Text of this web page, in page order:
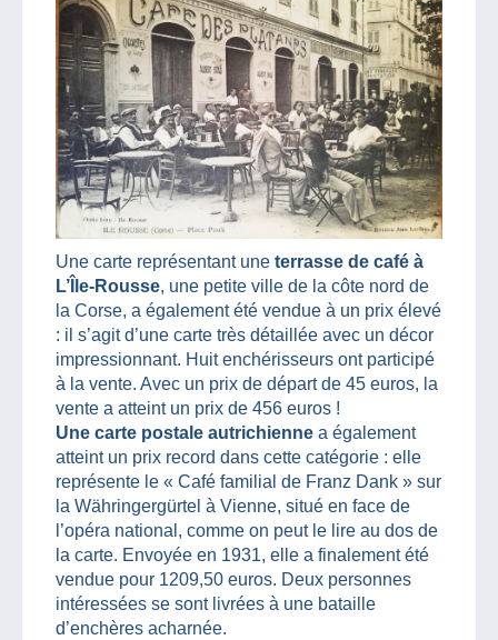
Une carte représentant une terrasse de café à
L’Île-Rousse, une petite ville de la côte nord de
la Corse, a également été vendue à un prix élevé
: il s’agit d’une carte très détaillée avec un décor
impressionnant. Huit enchérisseurs ont participé
à la vente. Avec un prix de départ de 45 euros, la
vente a atteint un prix de 456 euros !
Une carte postale autrichienne a également
atteint un prix record dans cette catégorie : elle
représente le « Café familial de Franz Dank » sur
la Währingergürtel à Vienne, situé en face de
l’opéra national, comme on peut le lire au dos de
la carte. Envoyée en 1931, elle a finalement été
vendue pour 1209,50 euros. Deux personnes
intéressées se sont livrées à une bataille
d’enchères acharnée.